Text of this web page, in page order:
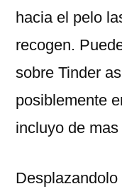
hacia el pelo
recogen.
sobre Tinder
posiblemente
incluyo de mas